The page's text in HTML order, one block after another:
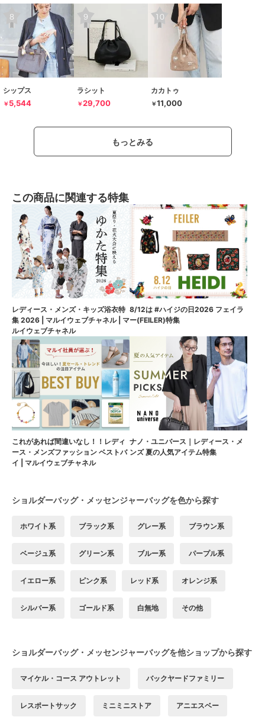
シップス
￥ 5,544
ラシット
￥29,700
カカトゥ
￥11,000
もっとみる
この商品に関連する特集
レディース・メンズ・キッズ浴衣特
集 2026 | マルイウェブチャネル | マ
ルイウェブチャネル
8/12は #ハイジの日2026 フェイラ
ー(FEILER)特集
これがあれば間違いなし！！レディ
ース・メンズファッション ベストバ
イ | マルイウェブチャネル
ナノ・ユニバース｜レディース・メ
ンズ 夏の人気アイテム特集
ショルダーバッグ・メッセンジャーバッグを色から探す
ホワイト系 ブラック系 グレー系 ブラウン系
ベージュ系 グリーン系 ブルー系 パープル系
イエロー系 ピンク系 レッド系 オレンジ系
シルバー系 ゴールド系 白無地 その他
ショルダーバッグ・メッセンジャーバッグを他ショップから探す
マイケル・コース アウトレット バックヤードファミリー
レスポートサック ミニミニストア アニエスベー